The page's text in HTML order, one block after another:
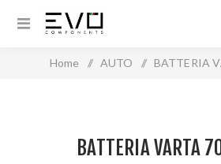
Home / AUTO / BATTERIA
BATTERIA VARTA